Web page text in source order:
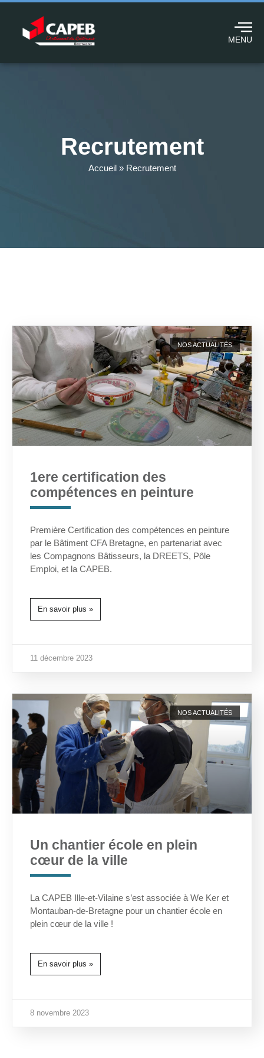
MENU
Recrutement
Accueil» Recrutement
NOS ACTUALITÉS
1ere certification des
compétences en peinture
Première Certification des compétences en peinture
par le Bâtiment CFA Bretagne, en partenariat avec
les Compagnons Bâtisseurs, la DREETS, Pôle
Emploi, et la CAPEB.
En savoir plus »
11 décembre 2023
NOS ACTUALITÉS
Un chantier école en plein
cœur de la ville
La CAPEB Ille-et-Vilaine s’est associée à We Ker et
Montauban-de-Bretagne pour un chantier école en
plein cœur de la ville !
En savoir plus »
8 novembre 2023